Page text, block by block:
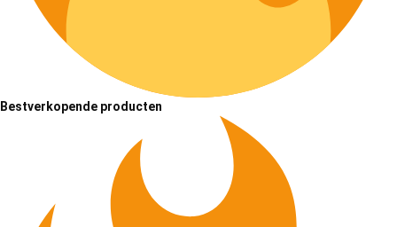
Bestverkopende producten